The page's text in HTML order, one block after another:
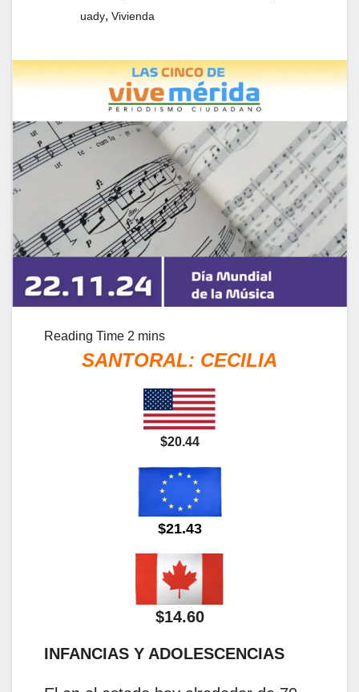
uady, Vivienda
SANTORAL: CECILIA
$20.44
$21.43
$14.60
INFANCIAS Y ADOLESCENCIAS